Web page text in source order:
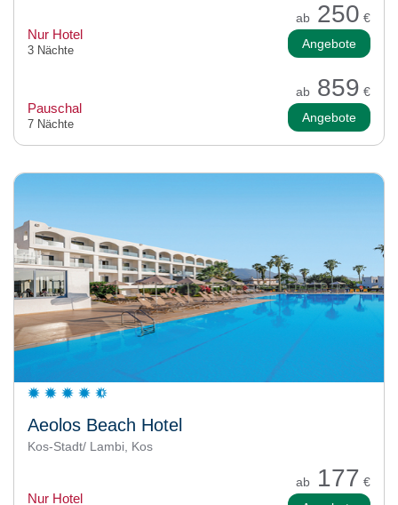
ab 250 €
Nur Hotel
3 Nächte Angebote
ab 859 €
Pauschal
7 Nächte Angebote
Aeolos Beach Hotel
Kos-Stadt/ Lambi, Kos
ab 177 €
Nur Hotel